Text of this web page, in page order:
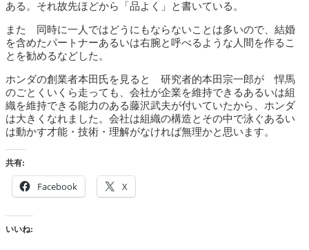
ある。それ故先ほどから「品よく」と書いている。
また 同時に一人ではどうにもならないことは多いので、結婚
を含めたパートナーあるいは右腕と呼べるような人間を作るこ
とを勧めるなどした。
ホンダの創業者本田氏を見ると 研究者的本田宗一郎が 悍馬
のごとくいくら走っても、会社が企業を維持できるあるいは組
織を維持できる能力のある藤沢武夫が付いていたから、ホンダ
は大きくなれました。会社は組織の構造とその中で泳ぐあるい
は動かす才能・技術・理解がなければ無理かと思います。
共有:
Facebook X
いいね: